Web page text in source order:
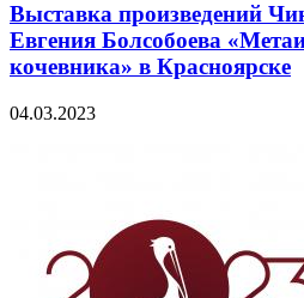
Выставка произведений
Евгения Болсобоева
кочевника» в Красноярске
04.03.2023